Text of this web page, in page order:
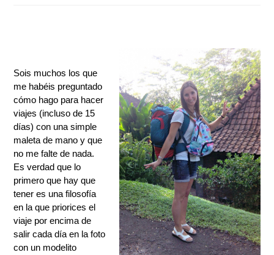
Sois muchos los que
me habéis preguntado
cómo hago para hacer
viajes (incluso de 15
días) con una simple
maleta de mano y que
no me falte de nada.
Es verdad que lo
primero que hay que
tener es una filosofía
en la que priorices el
viaje por encima de
salir cada día en la foto
con un modelito